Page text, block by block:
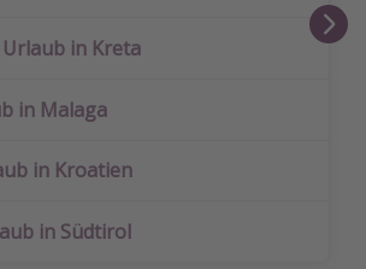
in Kreta
in Malaga
in Kroatien
in Südtirol